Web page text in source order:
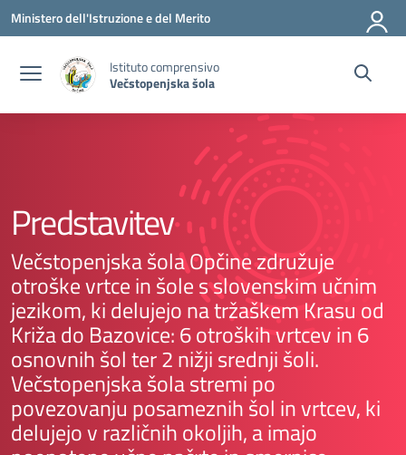
Vai ai contenuti
Vai al menu di navigazione
Vai al footer
Ministero dell'Istruzione e del Merito
Istituto comprensivo
Večstopenjska šola
Predstavitev
Večstopenjska šola Opčine združuje
otroške vrtce in šole s slovenskim učnim
jezikom, ki delujejo na tržaškem Krasu od
Križa do Bazovice: 6 otroških vrtcev in 6
osnovnih šol ter 2 nižji srednji šoli.
Večstopenjska šola stremi po
povezovanju posameznih šol in vrtcev, ki
delujejo v različnih okoljih, a imajo